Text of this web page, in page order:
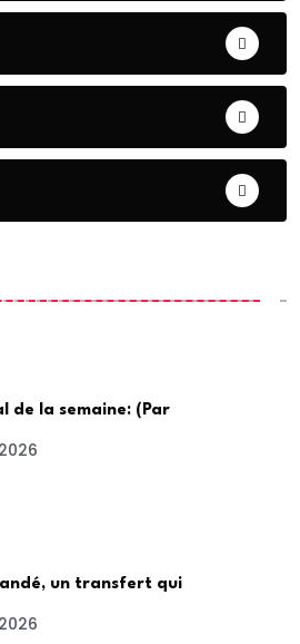
de la semaine: (Par
un transfert qui